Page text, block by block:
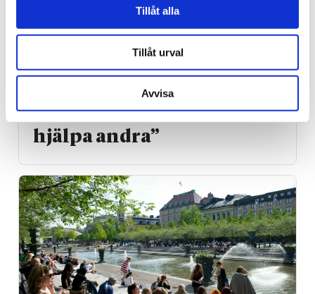
Tillåt alla
Tillåt urval
Avvisa
Skotsk missionär hittad
död i Aten – ”levde för att
hjälpa andra”